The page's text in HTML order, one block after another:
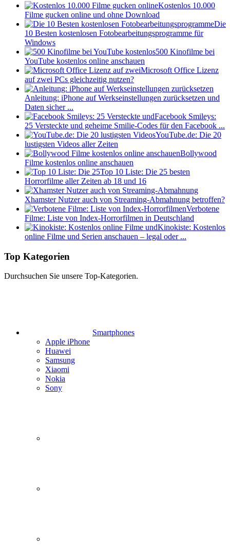
Kostenlos 10.000
Filme gucken online und ohne Download
Die
10 Besten kostenlosen Fotobearbeitungsprogramme für
Windows
500 Kinofilme bei
YouTube kostenlos online anschauen
Microsoft Office Lizenz
auf zwei PCs gleichzeitig nutzen?
Anleitung: iPhone auf Werkseinstellungen zurücksetzen und
Daten sicher ...
Facebook Smileys:
25 Versteckte und geheime Smilie-Codes für den Facebook ...
YouTube.de: Die 20
lustigsten Videos aller Zeiten
Bollywood
Filme kostenlos online anschauen
Top 10 Liste: Die 25 besten
Horrorfilme aller Zeiten ab 18 und 16
Xhamster Nutzer auch von Streaming-Abmahnung betroffen?
Verbotene
Filme: Liste von Index-Horrorfilmen in Deutschland
Kinokiste: Kostenlos
online Filme und Serien anschauen – legal oder ...
Top Kategorien
Durchsuchen Sie unsere Top-Kategorien.
Smartphones
Apple iPhone
Huawei
Samsung
Xiaomi
Nokia
Sony